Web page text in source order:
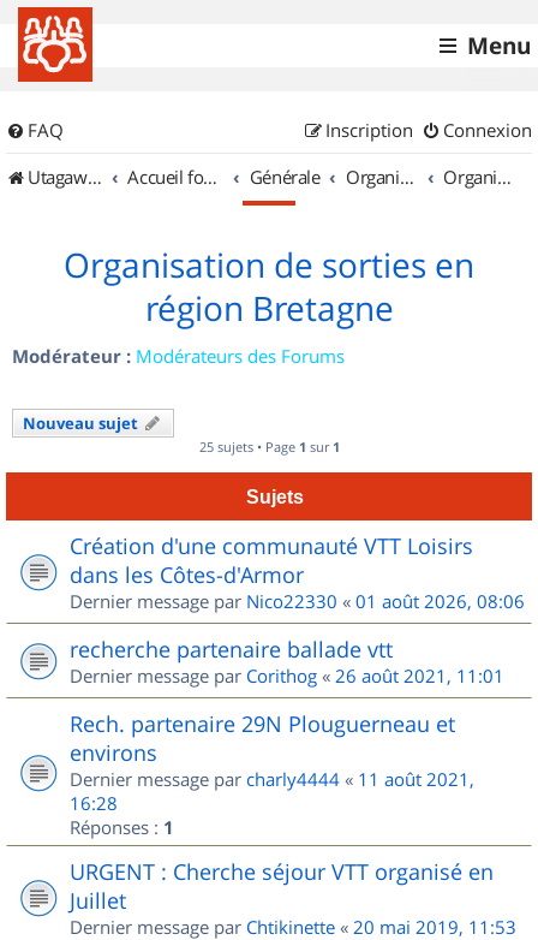
Menu
FAQ Connexion
Inscription
UtagawaVTT (Randos VTT et VTTAE avec traces GPS)
Accueil forum Générale Organisation de sorties & Recherche de partenaires Organisation de sorties en région Bretagne
Organisation de sorties en
région Bretagne
Modérateur : Modérateurs des Forums
Nouveau sujet
25 sujets • Page 1 sur 1
Sujets
Création d'une communauté VTT Loisirs
dans les Côtes-d'Armor
Dernier message par Nico22330 « 01 août 2026, 08:06
recherche partenaire ballade vtt
Dernier message par Corithog « 26 août 2021, 11:01
Rech. partenaire 29N Plouguerneau et
environs
Dernier message par charly4444 « 11 août 2021,
16:28
Réponses : 1
URGENT : Cherche séjour VTT organisé en
Juillet
Dernier message par Chtikinette « 20 mai 2019, 11:53